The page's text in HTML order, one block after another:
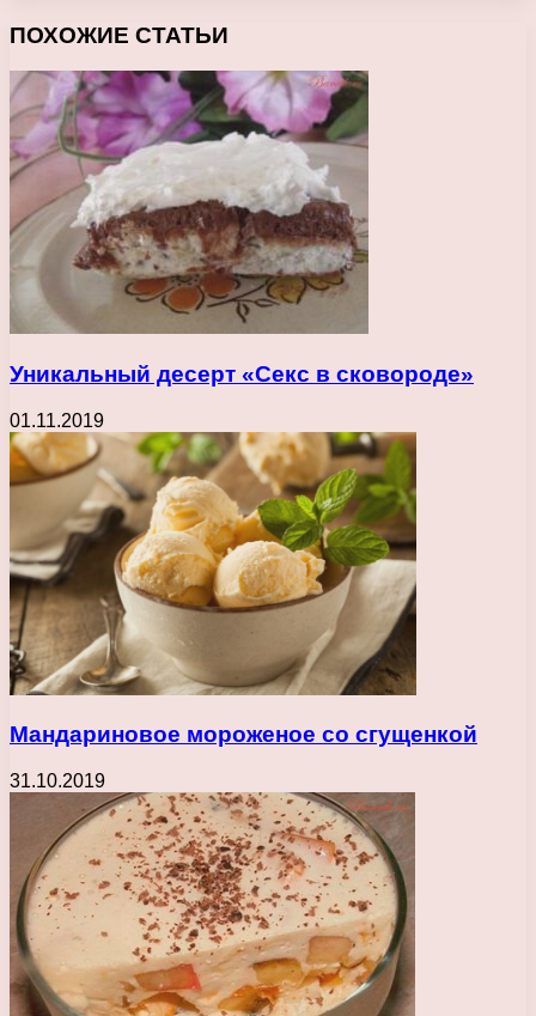
ПОХОЖИЕ СТАТЬИ
Уникальный десерт «Секс в сковороде»
01.11.2019
Мандариновое мороженое со сгущенкой
31.10.2019